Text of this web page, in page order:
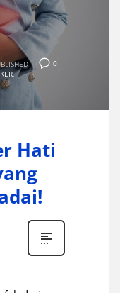
0
,
Hati